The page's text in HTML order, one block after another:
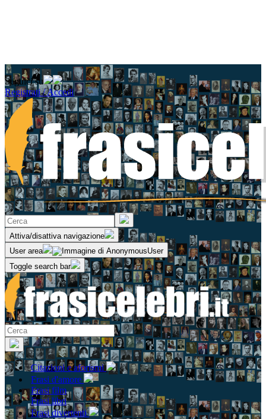
Seguici su
Registrati / Accedi
Attiva/disattiva navigazione
User area
Toggle search bar
Citazioni e aforismi
Frasi d'amore
Frasi film
Frasi libri
Frasi divertenti